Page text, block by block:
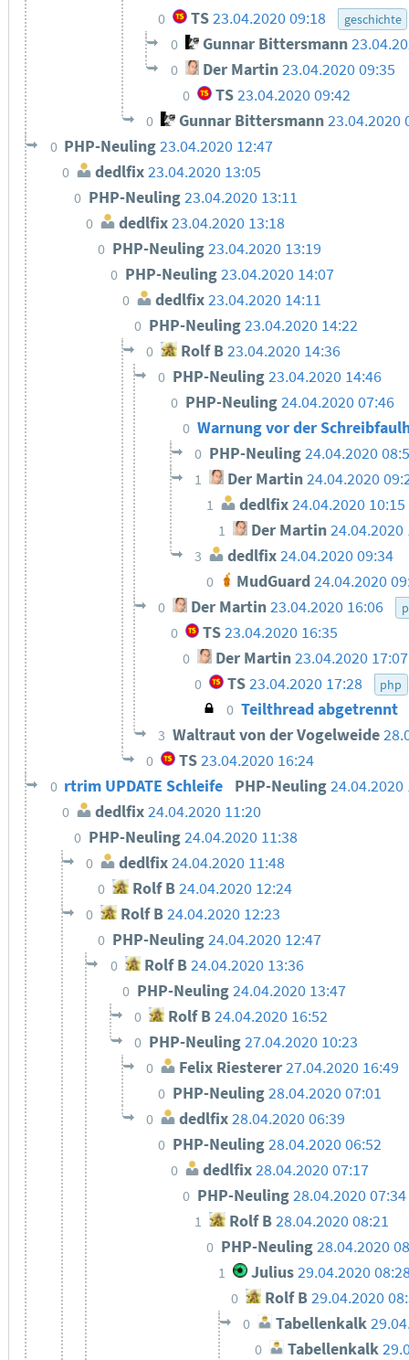
0 TS23.04.2020 09:18 geschichte
0 Gunnar Bittersmann
0 Der Martin23.04.2020 09:35
0 TS 23.04.2020 09:42
0 Gunnar Bittersmann23.04.2020
0 PHP-Neuling23.04.2020 12:47
0 dedlfix 23.04.2020 13:05
0 PHP-Neuling23.04.2020 13:11
0 dedlfix23.04.2020 13:18
0 PHP-Neuling23.04.2020 13:19
0 PHP-Neuling23.04.2020 14:07
0 dedlfix 23.04.2020 14:11
0 PHP-Neuling23.04.2020 14:22
0 Rolf B23.04.2020 14:36
0 PHP-Neuling23.04.2020 14:46
0 PHP-Neuling24.04.2020 07:46
0 Warnung vor der
0 PHP-Neuling24.04.2020
1 Der Martin24.04.2020
1 dedlfix24.04.2020 10:15
1 Der Martin24.04.2020
3 dedlfix24.04.2020 09:34
0 MudGuard 24.04.2020
0 Der Martin23.04.2020 16:06
0 TS23.04.2020 16:35
0 Der Martin 23.04.2020 17:07
0 TS23.04.2020 17:28 php
0 Teilthread abgetrennt
3 Waltraut von der Vogelweide
0 TS23.04.2020 16:24
0 rtrim UPDATE Schleife PHP-Neuling24.04.2020
0 dedlfix 24.04.2020 11:20
0 PHP-Neuling24.04.2020 11:38
0 dedlfix24.04.2020 11:48
0 Rolf B24.04.2020 12:24
0 Rolf B24.04.2020 12:23
0 PHP-Neuling24.04.2020 12:47
0 Rolf B24.04.2020 13:36
0 PHP-Neuling24.04.2020 13:47
0 Rolf B 24.04.2020 16:52
0 PHP-Neuling27.04.2020 10:23
0 Felix Riesterer27.04.2020 16:49
0 PHP-Neuling28.04.2020 07:01
0 dedlfix28.04.2020 06:39
0 PHP-Neuling28.04.2020 06:52
0 dedlfix28.04.2020 07:17
0 PHP-Neuling28.04.2020 07:34
1 Rolf B 28.04.2020 08:21
0 PHP-Neuling28.04.2020
1 Julius29.04.2020
0 Rolf B29.04.2020
0 Tabellenkalk
0 Tabellenkalk